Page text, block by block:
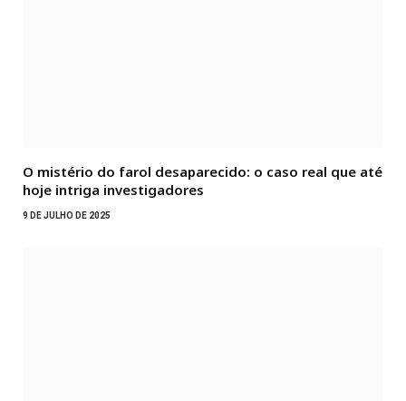
O mistério do farol desaparecido: o caso real que até
hoje intriga investigadores
9 DE JULHO DE 2025